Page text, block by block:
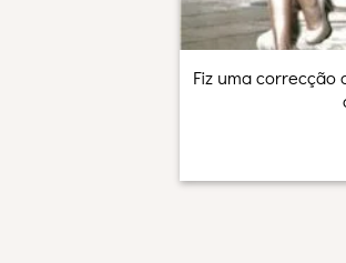
Fiz uma correcção